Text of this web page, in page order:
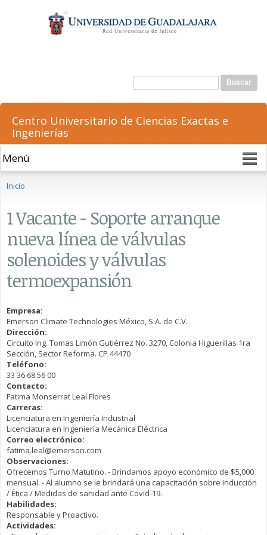
contenido
principal
Formulario de búsqueda
Buscar
Centro Universitario de Ciencias Exactas e
Ingenierías
Inicio
1 Vacante - Soporte arranque
nueva línea de válvulas
solenoides y válvulas
termoexpansión
Empresa:
Emerson Climate Technologies México, S.A. de C.V.
Dirección:
Circuito Ing. Tomas Limón Gutiérrez No. 3270, Colonia Higuerillas 1ra
Sección, Sector Reforma. CP 44470
Teléfono:
33 36 68 56 00
Contacto:
Fatima Monserrat Leal Flores
Carreras:
Licenciatura en Ingeniería Industrial
Licenciatura en Ingeniería Mecánica Eléctrica
Correo electrónico:
fatima.leal@emerson.com
Observaciones:
Ofrecemos Turno Matutino. - Brindamos apoyo económico de $5,000
mensual. - Al alumno se le brindará una capacitación sobre Inducción
/ Ética / Medidas de sanidad ante Covid-19.
Habilidades:
Responsable y Proactivo.
Actividades: